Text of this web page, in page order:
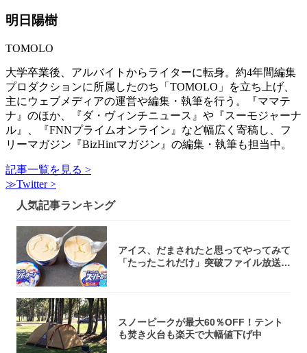
明日陽樹
TOMOLO
大学卒業後、アルバイトからライターに転身。約4年間編集
プロダクションに所属したのち「TOMOLO」を立ち上げ、
主にウェブメディアの運営や編集・執筆を行う。『ママテ
ナ』のほか、『ダ・ヴィンチニュース』や『スーモジャーナ
ル』、『FNNプライムオンライン』など幅広く寄稿し、フ
リーマガジン『BizHintマガジン』の編集・執筆も担当中。
記事一覧を見る >
≫Twitter >
人気記事ランキング
アイス、だまされたと思ってやってみて
「たったこれだけ」突破ファイル放送で
スノーピークが最大60％OFF！テント
も焚き火台も楽天で大幅値下げ中